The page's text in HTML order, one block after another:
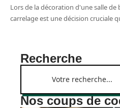
Lors de la décoration d'une salle
carrelage est une décision cruciale
Recherche
Nos coups de